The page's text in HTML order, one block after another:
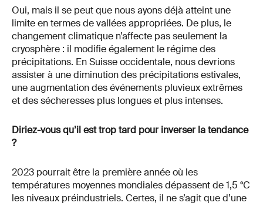
Oui, mais il se peut que nous ayons déjà atteint une
limite en termes de vallées appropriées. De plus, le
changement climatique n’affecte pas seulement la
cryosphère : il modifie également le régime des
précipitations. En Suisse occidentale, nous devrions
assister à une diminution des précipitations estivales,
une augmentation des événements pluvieux extrêmes
et des sécheresses plus longues et plus intenses.
Diriez-vous qu’il est trop tard pour inverser la tendance
?
2023 pourrait être la première année où les
températures moyennes mondiales dépassent de 1,5 °C
les niveaux préindustriels. Certes, il ne s’agit que d’une